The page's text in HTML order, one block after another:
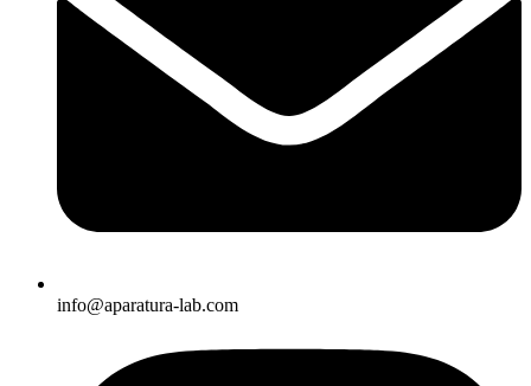
info@aparatura-lab.com